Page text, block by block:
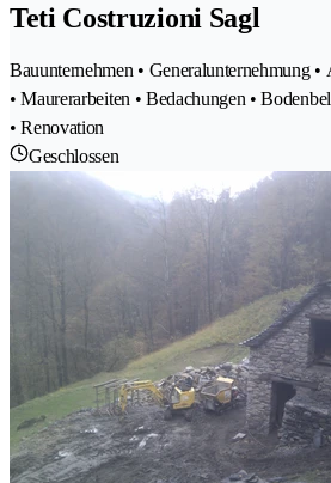
Teti Costruzioni Sagl
Bauunternehmen • Generalunternehmung •
• Maurerarbeiten • Bedachungen •
• Renovation
Geschlossen